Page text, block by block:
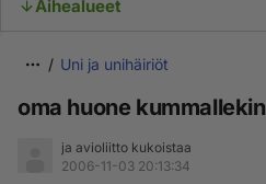
Aihealueet
Uni ja unihäiriöt
oma huone kummallekin
ja avioliitto kukoistaa
2006-11-03 20:13:34